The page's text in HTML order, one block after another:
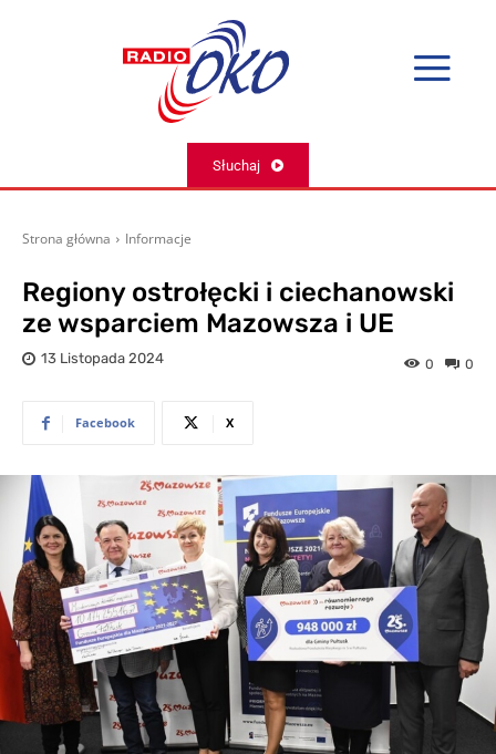
Słuchaj
Strona główna Informacje
Regiony ostrołęcki i ciechanowski
ze wsparciem Mazowsza i UE
13 Listopada 2024 0
0
Facebook X